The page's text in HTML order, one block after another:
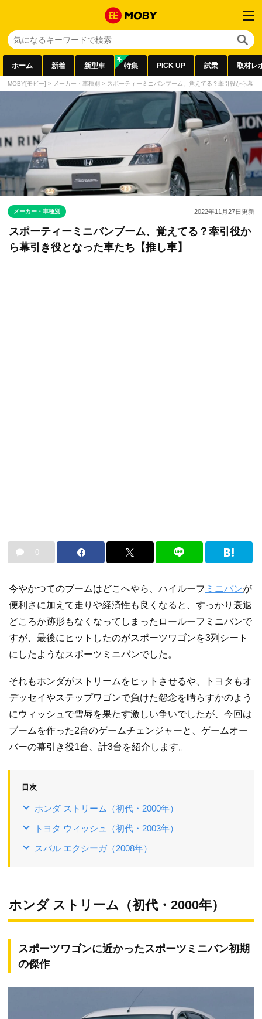
ホーム 新着 新型車 特集 PICK UP 試乗 取材レ
MOBY[モビー] > メーカー・車種別 > スポーティーミニバンブーム、覚えてる？牽引役から幕
メーカー・車種別 2022年11月27日更新
スポーティーミニバンブーム、覚えてる？牽引役か
ら幕引き役となった車たち【推し車】
0
今やかつてのブームはどこへやら、ハイルーフ ミニバンが
便利さに加えて走りや経済性も良くなると、すっかり衰退
どころか跡形もなくなってしまったロールーフミニバンで
すが、最後にヒットしたのがスポーツワゴンを3列シート
にしたようなスポーツミニバンでした。
それもホンダがストリームをヒットさせるや、トヨタもオ
デッセイやステップワゴンで負けた怨念を晴らすかのよう
にウィッシュで雪辱を果たす激しい争いでしたが、今回は
ブームを作った2台のゲームチェンジャーと、ゲームオー
バーの幕引き役1台、計3台を紹介します。
目次
ホンダ ストリーム（初代・2000年）
トヨタ ウィッシュ（初代・2003年）
スバル エクシーガ（2008年）
ホンダ ストリーム（初代・2000年）
スポーツワゴンに近かったスポーツミニバン初期
の傑作